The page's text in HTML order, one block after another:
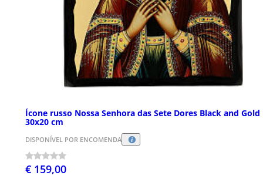
Ícone russo Nossa Senhora das Sete Dores Black and Gold
30x20 cm
DISPONÍVEL POR ENCOMENDA
€ 159,00